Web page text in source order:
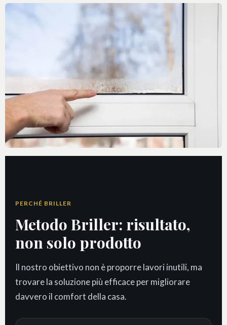
PERCHÉ BRILLER
Metodo Briller: risultato,
non solo prodotto
Il nostro obiettivo non è proporre lavori inutili, ma
trovare la soluzione più efficace per migliorare
davvero il comfort della casa.